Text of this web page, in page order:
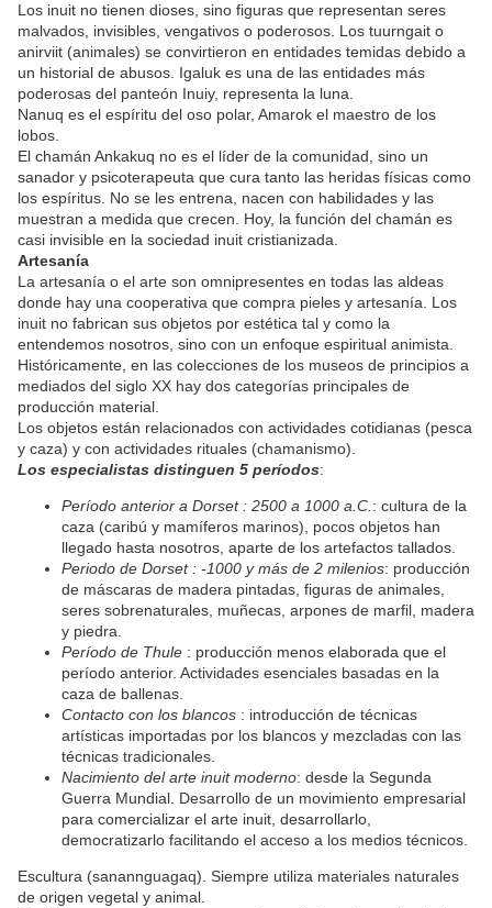
Los inuit no tienen dioses, sino figuras que representan seres
malvados, invisibles, vengativos o poderosos. Los tuurngait o
anirviit (animales) se convirtieron en entidades temidas debido a
un historial de abusos. Igaluk es una de las entidades más
poderosas del panteón Inuiy, representa la luna.
Nanuq es el espíritu del oso polar, Amarok el maestro de los
lobos.
El chamán Ankakuq no es el líder de la comunidad, sino un
sanador y psicoterapeuta que cura tanto las heridas físicas como
los espíritus. No se les entrena, nacen con habilidades y las
muestran a medida que crecen. Hoy, la función del chamán es
casi invisible en la sociedad inuit cristianizada.
Artesanía
La artesanía o el arte son omnipresentes en todas las aldeas
donde hay una cooperativa que compra pieles y artesanía. Los
inuit no fabrican sus objetos por estética tal y como la
entendemos nosotros, sino con un enfoque espiritual animista.
Históricamente, en las colecciones de los museos de principios a
mediados del siglo XX hay dos categorías principales de
producción material.
Los objetos están relacionados con actividades cotidianas (pesca
y caza) y con actividades rituales (chamanismo).
Los especialistas distinguen 5 períodos:
Período anterior a Dorset : 2500 a 1000 a.C. : cultura de la
caza (caribú y mamíferos marinos), pocos objetos han
llegado hasta nosotros, aparte de los artefactos tallados.
Periodo de Dorset : -1000 y más de 2 milenios: producción
de máscaras de madera pintadas, figuras de animales,
seres sobrenaturales, muñecas, arpones de marfil, madera
y piedra.
Período de Thule : producción menos elaborada que el
período anterior. Actividades esenciales basadas en la
caza de ballenas.
Contacto con los blancos : introducción de técnicas
artísticas importadas por los blancos y mezcladas con las
técnicas tradicionales.
Nacimiento del arte inuit moderno: desde la Segunda
Guerra Mundial. Desarrollo de un movimiento empresarial
para comercializar el arte inuit, desarrollarlo,
democratizarlo facilitando el acceso a los medios técnicos.
Escultura (sanannguagaq). Siempre utiliza materiales naturales
de origen vegetal y animal.